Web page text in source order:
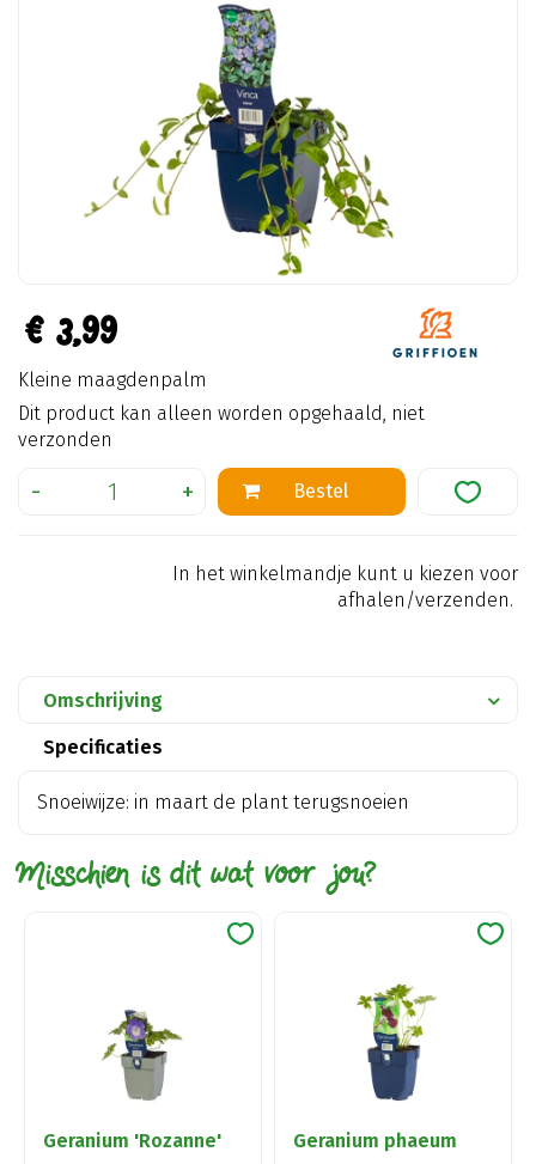
€ 3,99
Kleine maagdenpalm
Dit product kan alleen worden opgehaald, niet
verzonden
In het winkelmandje kunt u kiezen voor
afhalen/verzenden.
Omschrijving
Specificaties
Snoeiwijze: in maart de plant terugsnoeien
Misschien is dit wat voor jou?
Geranium 'Rozanne' Geranium phaeum